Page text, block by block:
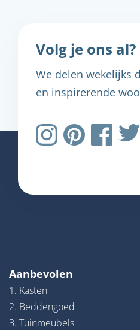
Volg je ons al?
We delen wekelijks
en inspirerende
Aanbevolen
1. Kasten
2. Beddengoed
3. Tuinmeubels